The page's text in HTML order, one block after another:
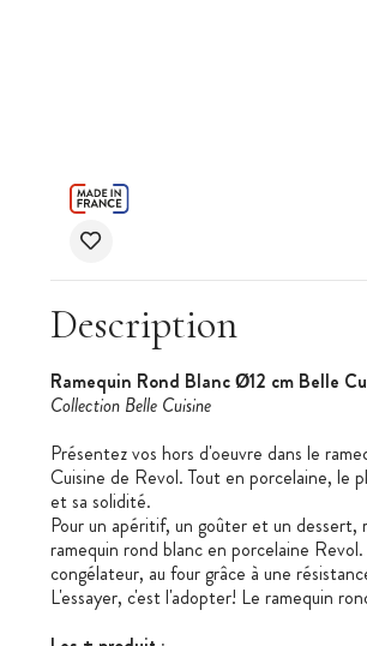
Description
Ramequin Rond Blanc Ø12 cm Belle
Collection Belle Cuisine
Présentez vos hors d'oeuvre dans le
Cuisine de Revol. Tout en porcelaine, le
et sa solidité.
Pour un apéritif, un goûter et un dessert,
ramequin rond blanc en porcelaine
congélateur, au four grâce à une
L'essayer, c'est l'adopter! Le ramequin